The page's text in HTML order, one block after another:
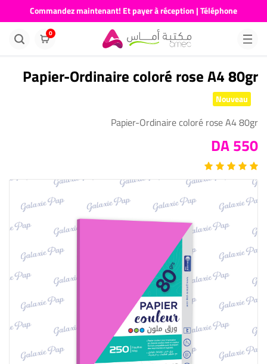
Commandez maintenant! Et payer à réception | Téléphone
676681730
0
Papier-Ordinaire coloré rose A4 80gr
Nouveau
Papier-Ordinaire coloré rose A4 80gr
550 DA